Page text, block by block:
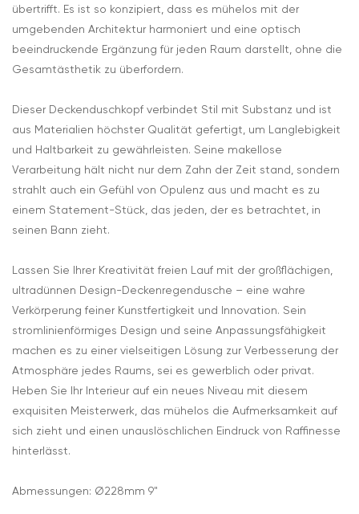
übertrifft. Es ist so konzipiert, dass es mühelos mit der
umgebenden Architektur harmoniert und eine optisch
beeindruckende Ergänzung für jeden Raum darstellt, ohne die
Gesamtästhetik zu überfordern.
Dieser Deckenduschkopf verbindet Stil mit Substanz und ist
aus Materialien höchster Qualität gefertigt, um Langlebigkeit
und Haltbarkeit zu gewährleisten. Seine makellose
Verarbeitung hält nicht nur dem Zahn der Zeit stand, sondern
strahlt auch ein Gefühl von Opulenz aus und macht es zu
einem Statement-Stück, das jeden, der es betrachtet, in
seinen Bann zieht.
Lassen Sie Ihrer Kreativität freien Lauf mit der großflächigen,
ultradünnen Design-Deckenregendusche – eine wahre
Verkörperung feiner Kunstfertigkeit und Innovation. Sein
stromlinienförmiges Design und seine Anpassungsfähigkeit
machen es zu einer vielseitigen Lösung zur Verbesserung der
Atmosphäre jedes Raums, sei es gewerblich oder privat.
Heben Sie Ihr Interieur auf ein neues Niveau mit diesem
exquisiten Meisterwerk, das mühelos die Aufmerksamkeit auf
sich zieht und einen unauslöschlichen Eindruck von Raffinesse
hinterlässt.
Abmessungen: Ø228mm 9"